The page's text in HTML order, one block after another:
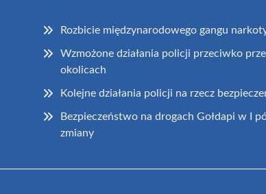
Rozbicie międzynarodowego gangu
Wzmożone działania policji przeciwko
okolicach
Kolejne działania policji na rzecz
Bezpieczeństwo na drogach Gołdapi w I
zmiany